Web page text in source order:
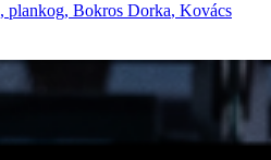
, plankog, Bokros Dorka, Kovács